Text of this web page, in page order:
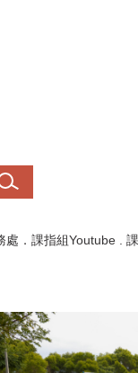
處 ． 課指組Youtube